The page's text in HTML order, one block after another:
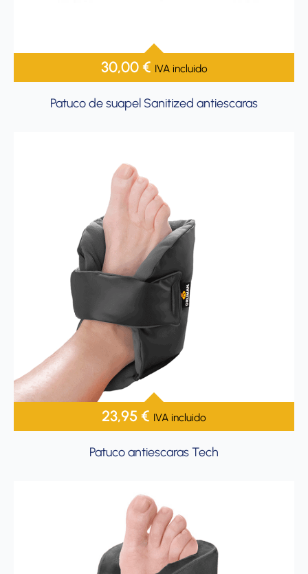
30,00€ IVA incluido
Patuco de suapel Sanitized antiescaras
23,95€ IVA incluido
Patuco antiescaras Tech